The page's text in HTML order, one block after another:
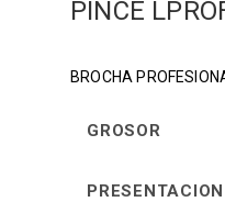
PINCE
BROCHA
GROSOR
PRESENTACION